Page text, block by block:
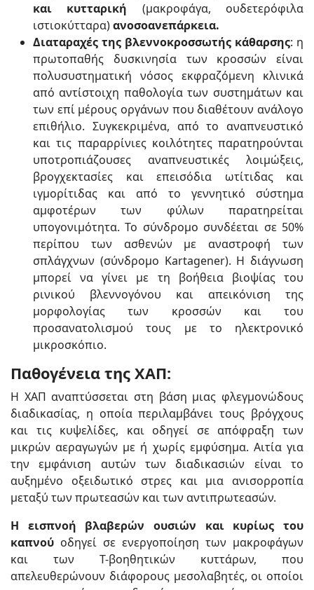
και κυτταρική (μακροφάγα, ουδετερόφιλα
ιστιοκύτταρα)ανοσοανεπάρκεια.
Διαταραχές της βλεννοκροσσωτής κάθαρσης: η
πρωτοπαθής δυσκινησία των κροσσών είναι
πολυσυστηματική νόσος εκφραζόμενη κλινικά
από αντίστοιχη παθολογία των συστημάτων και
των επί μέρους οργάνων που διαθέτουν ανάλογο
επιθήλιο. Συγκεκριμένα, από το αναπνευστικό
και τις παραρρίνιες κοιλότητες παρατηρούνται
υποτροπιάζουσες αναπνευστικές λοιμώξεις,
βρογχεκτασίες και επεισόδια ωτίτιδας και
ιγμορίτιδας και από το γεννητικό σύστημα
αμφοτέρων των φύλων παρατηρείται
υπογονιμότητα. Το σύνδρομο συνδέεται σε 50%
περίπου των ασθενών με αναστροφή των
σπλάγχνων (σύνδρομο Kartagener). Η διάγνωση
μπορεί να γίνει με τη βοήθεια βιοψίας του
ρινικού βλεννογόνου και απεικόνιση της
μορφολογίας των κροσσών και του
προσανατολισμού τους με το ηλεκτρονικό
μικροσκόπιο.
Παθογένεια της ΧΑΠ:
Η ΧΑΠ αναπτύσσεται στη βάση μιας φλεγμονώδους
διαδικασίας, η οποία περιλαμβάνει τους βρόγχους
και τις κυψελίδες, και οδηγεί σε απόφραξη των
μικρών αεραγωγών με ή χωρίς εμφύσημα. Αιτία για
την εμφάνιση αυτών των διαδικασιών είναι το
αυξημένο οξειδωτικό στρες και μια ανισορροπία
μεταξύ των πρωτεασών και των αντιπρωτεασών.
Η εισπνοή βλαβερών ουσιών και κυρίως του
καπνού οδηγεί σε ενεργοποίηση των μακροφάγων
και των Τ-βοηθητικών κυττάρων, που
απελευθερώνουν διάφορους μεσολαβητές, οι οποίοι